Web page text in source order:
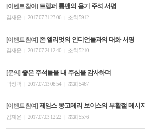
[이벤트 참여] 트렘퍼 롱맨의 욥기 주석 서평
김재윤 2017.07.31 23:06 조회 5912
[이벤트 참여] 존 엘리엇의 인디언들과의 대화 서평
김재윤 2017.07.24 12:40 조회 5210
[문의] 좋은 주석들을 내 주심을 감사하며
박정택 2017.07.13 08:54 조회 5467
[이벤트 참여] 제임스 몽고메리 보이스의 부활절 메시지
김재윤 2017.07.03 12:22 조회 5576